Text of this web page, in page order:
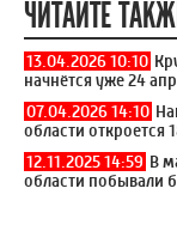
ЧИТАЙТЕ
13.04.2026 10:10
начнётся уже 24
07.04.2026 14:10
области откроется
12.11.2025 14:59 В
области побывали